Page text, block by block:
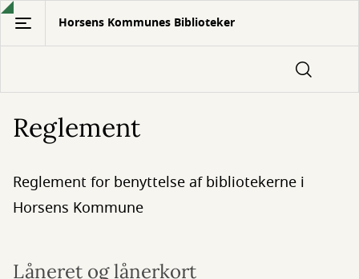
Gå
hovedindhold
Horsens Kommunes Biblioteker
Reglement
Reglement for benyttelse af bibliotekerne i
Horsens Kommune
Låneret og lånerkort